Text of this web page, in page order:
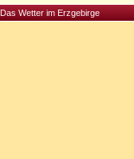
Das Wetter im Erzgebirge